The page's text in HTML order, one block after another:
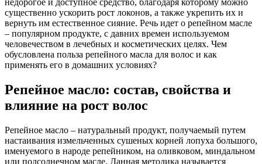
существенно ускорить рост локонов, а также укрепить их и
вернуть им естественное сияние. Речь идет о репейном масле
– популярном продукте, с давних времен используемом
человечеством в лечебных и косметических целях. Чем
обусловлена польза репейного масла для волос и как
применять его в домашних условиях?
Репейное масло: состав, свойства и
влияние на рост волос
Репейное масло – натуральный продукт, получаемый путем
настаивания измельченных сушеных корней лопуха большого,
именуемого в народе репейником, на оливковом, миндальном
или подсолнечном масле. Данная методика называется